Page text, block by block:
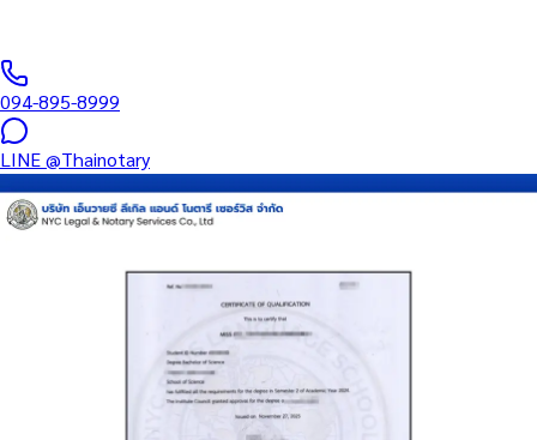
094-895-8999
LINE@Thainotary